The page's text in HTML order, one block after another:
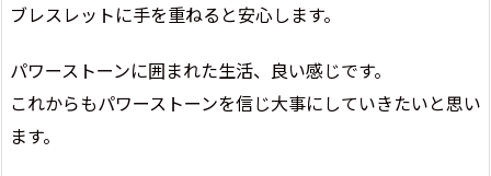
ブレスレットに手を重ねると安心します。
パワーストーンに囲まれた生活、良い感じです。
これからもパワーストーンを信じ大事にしていきたいと思い
ます。